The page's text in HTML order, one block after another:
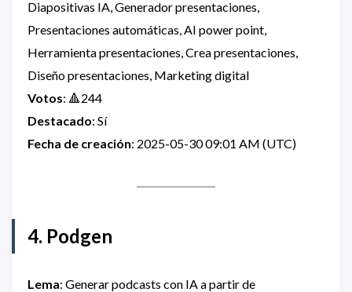
Diapositivas IA, Generador presentaciones,
Presentaciones automáticas, AI power point,
Herramienta presentaciones, Crea presentaciones,
Diseño presentaciones, Marketing digital
Votos: 🔺244
Destacado: Sí
Fecha de creación: 2025-05-30 09:01 AM (UTC)
4. Podgen
Lema: Generar podcasts con IA a partir de